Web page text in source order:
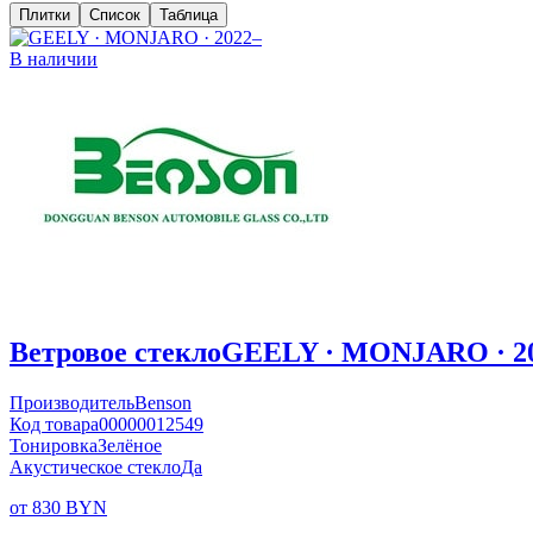
Плитки Список Таблица
В наличии
Ветровое стеклоGEELY · MONJARO ·
ПроизводительBenson
Код товара00000012549
ТонировкаЗелёное
Акустическое стеклоДа
от 830 BYN